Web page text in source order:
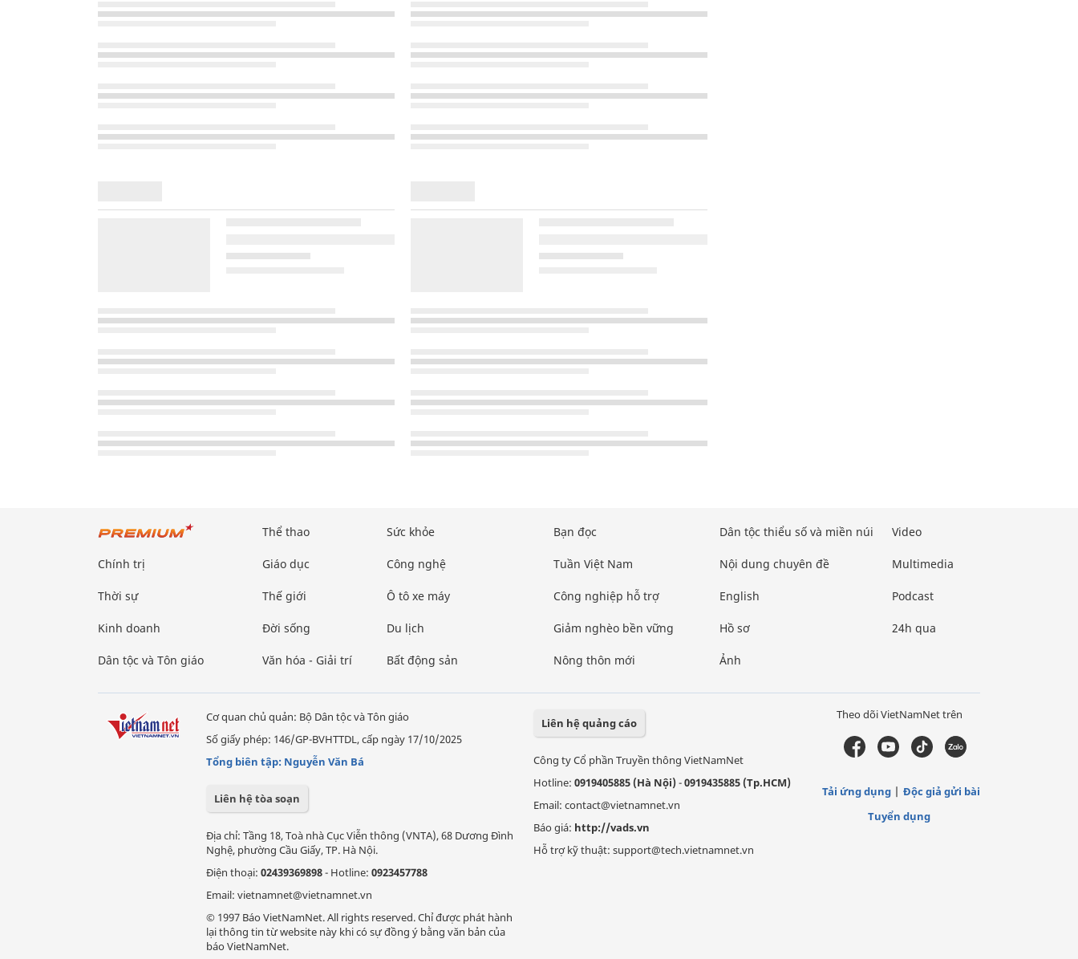
Chính trị
Thời sự
Kinh doanh
Dân tộc và Tôn giáo
Thể thao
Giáo dục
Thế giới
Đời sống
Văn hóa - Giải trí
Sức khỏe
Công nghệ
Ô tô xe máy
Du lịch
Bất động sản
Bạn đọc
Tuần Việt Nam
Công nghiệp hỗ trợ
Giảm nghèo bền vững
Nông thôn mới
Dân tộc thiểu số và miền núi
Nội dung chuyên đề
English
Hồ sơ
Ảnh
Video
Multimedia
Podcast
24h qua
Cơ quan chủ quản: Bộ Dân tộc và Tôn giáo
Số giấy phép: 146/GP-BVHTTDL, cấp ngày 17/10/2025
Tổng biên tập: Nguyễn Văn Bá
Liên hệ tòa soạn
Địa chỉ: Tầng 18, Toà nhà Cục Viễn thông (VNTA), 68 Dương Đình
Nghệ, phường Cầu Giấy, TP. Hà Nội.
Điện thoại: 02439369898- Hotline: 0923457788
Email: vietnamnet@vietnamnet.vn
© 1997 Báo VietNamNet. All rights reserved. Chỉ được phát hành
lại thông tin từ website này khi có sự đồng ý bằng văn bản của
báo VietNamNet.
Liên hệ quảng cáo
Công ty Cổ phần Truyền thông VietNamNet
Hotline: 0919405885 (Hà Nội)-0919435885 (Tp.HCM)
Email: contact@vietnamnet.vn
Báo giá: http://vads.vn
Hỗ trợ kỹ thuật: support@tech.vietnamnet.vn
Theo dõi VietNamNet trên
Tải ứng dụng
Độc giả gửi bài
Tuyển dụng